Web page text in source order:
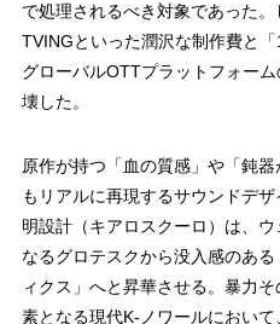
で処理されるべき対象であった。
TVINGといった潤沢な制作費と
グローバルOTTプラットフォー
壊した。
原作が持つ「血の質感」や「鈍
もリアルに再現するサウンドデ
明設計（キアロスクーロ）は、
なるグロテスクから没入感のあ
ィクス」へと昇華させる。暴力
素となる現代K-ノワールにおい